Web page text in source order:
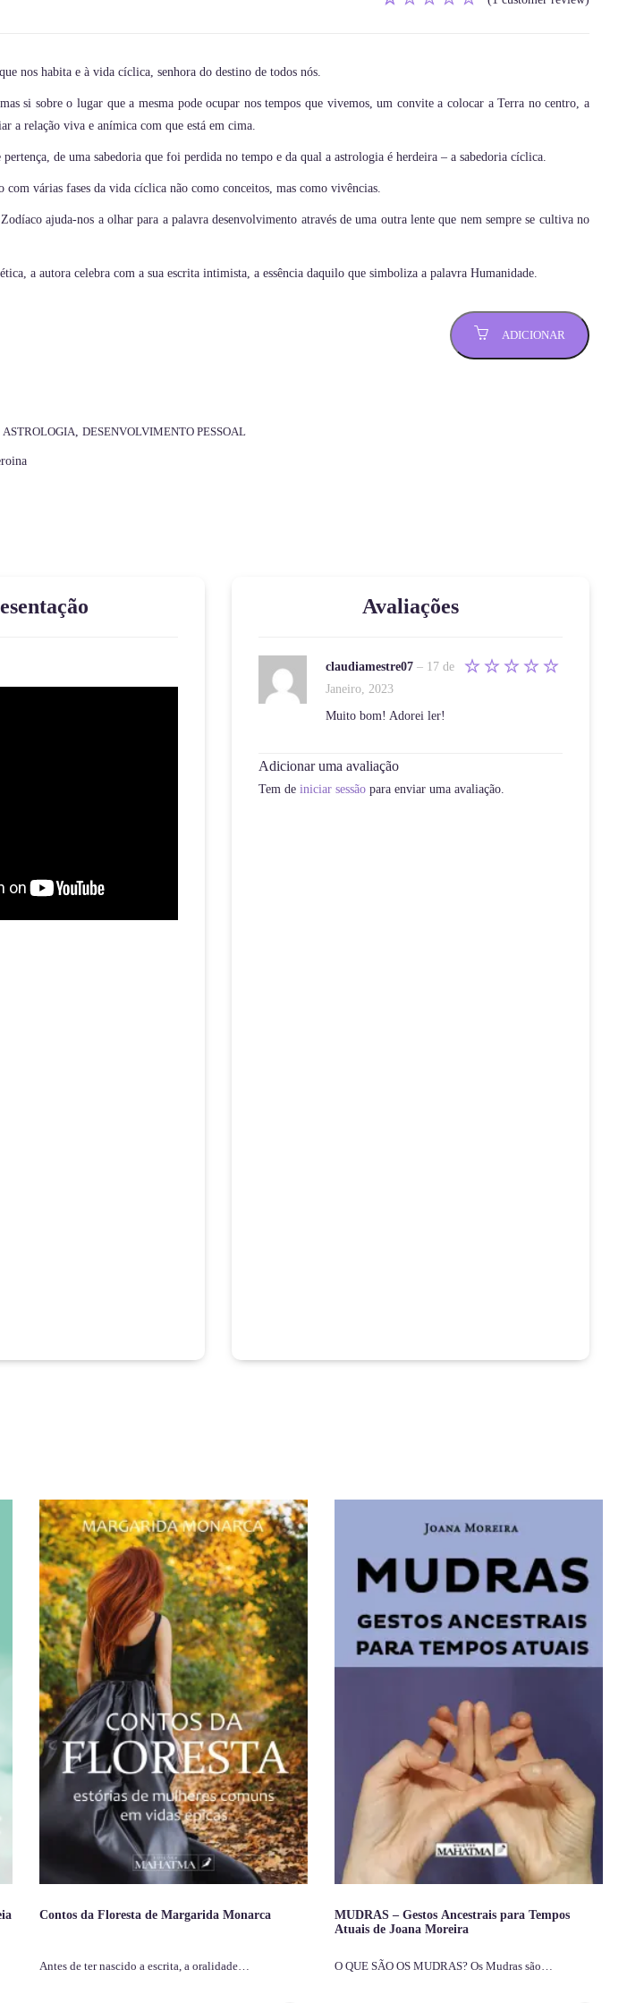
classificação
nos habita e à vida cíclica, senhora do destino de todos nós.
si sobre o lugar que a mesma pode ocupar nos tempos que vivemos, um convite a colocar a Terra no centro, a
a relação viva e anímica com que está em cima.
de uma sabedoria que foi perdida no tempo e da qual a astrologia é herdeira – a sabedoria cíclica.
com várias fases da vida cíclica não como conceitos, mas como vivências.
ajuda-nos a olhar para a palavra desenvolvimento através de uma outra lente que nem sempre se cultiva no
a autora celebra com a sua escrita intimista, a essência daquilo que simboliza a palavra Humanidade.
ADICIONAR
ASTROLOGIA, DESENVOLVIMENTO PESSOAL
Avaliações
claudiamestre07– 17 de
Janeiro, 2023
Muito bom! Adorei ler!
Adicionar uma avaliação
Tem deiniciar sessão para enviar uma avaliação.
Contos da Floresta de Margarida Monarca
Antes de ter nascido a escrita, a oralidade…
MUDRAS – Gestos Ancestrais para Tempos
Atuais de Joana Moreira
O QUE SÃO OS MUDRAS? Os Mudras são…